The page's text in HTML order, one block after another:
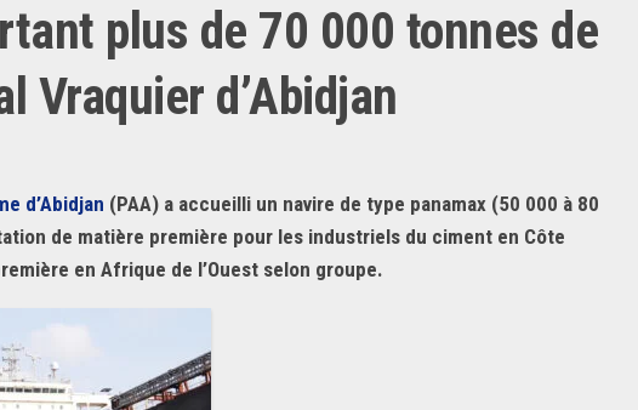
Routier
Lagunaire
plus de 70 000 tonnes de
Vraquier d’Abidjan
d’Abidjan (PAA) a accueilli un navire de type panamax (50 000 à 80
de matière première pour les industriels du ciment en Côte
en Afrique de l’Ouest selon groupe.